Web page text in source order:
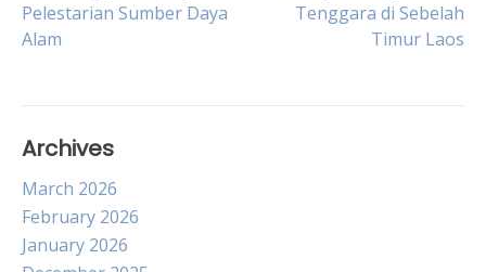
navigation
Pelestarian Sumber Daya
Alam
Tenggara di Sebelah
Timur Laos
Archives
March 2026
February 2026
January 2026